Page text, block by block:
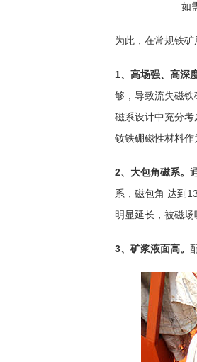
如
为此，在常规铁
1、高场强、高深
够，导致流失磁
磁系设计中充分
钕铁硼磁性材料作
2、大包角磁系。
系，磁包角 达到
明显延长，被磁场
3、矿浆液面高。